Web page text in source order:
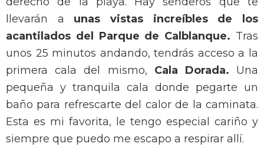
llevarán a unas vistas increíbles de los
acantilados del Parque de Calblanque. Tras
unos 25 minutos andando, tendrás acceso a la
primera cala del mismo, Cala Dorada. Una
pequeña y tranquila cala donde pegarte un
baño para refrescarte del calor de la caminata.
Esta es mi favorita, le tengo especial cariño y
siempre que puedo me escapo a respirar allí.